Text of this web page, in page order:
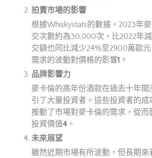
拍賣市場的影響
根據Whiskystats的數據，2023年
交次數約為30,000次，比2022年
交額也同比減少24%至2900萬歐
需求的波動對價格的影響1 。
品牌影響力
麥卡倫的高年份酒款在過去十年間
引了大量投資者。這些投資者的成
推動了市場對麥卡倫的需求，從而
投資價值4 。
未來展望
雖然近期市場有所波動，但長期來